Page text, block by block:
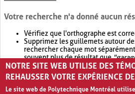
Votre recherche n'a donné aucun
Vérifiez que l'orthographe est
Supprimez les guillemets autour
rechercher chaque mot
souvent plus de résultat que
Envisagez d'élargir votre recherche
retournera souvent plus de
NOTRE SITE WEB UTILISE DES
REHAUSSER VOTRE EXPÉRIENCE
Le site web de Polytechnique Montréal